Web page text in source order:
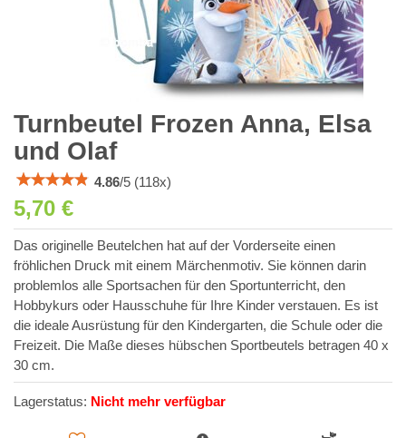
Turnbeutel Frozen Anna, Elsa
und Olaf
4.86/5 (118x)
5,70 €
Das originelle Beutelchen hat auf der Vorderseite einen
fröhlichen Druck mit einem Märchenmotiv. Sie können darin
problemlos alle Sportsachen für den Sportunterricht, den
Hobbykurs oder Hausschuhe für Ihre Kinder verstauen. Es ist
die ideale Ausrüstung für den Kindergarten, die Schule oder die
Freizeit. Die Maße dieses hübschen Sportbeutels betragen 40 x
30 cm.
Lagerstatus: Nicht mehr verfügbar